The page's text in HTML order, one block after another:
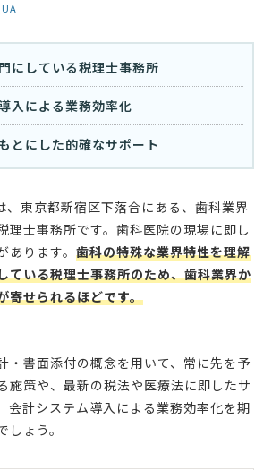
にしている税理士事務所
入による業務効率化
とにした的確なサポート
、東京都新宿区下落合にある、歯科業界
理士事務所です。歯科医院の現場に即し
ります。 歯科の特殊な業界特性を理解
ている税理士事務所のため、歯科業界か
寄せられるほどです。
・書面添付の概念を用いて、常に先を予
施策や、最新の税法や医療法に即したサ
会計システム導入による業務効率化を期
ょう。